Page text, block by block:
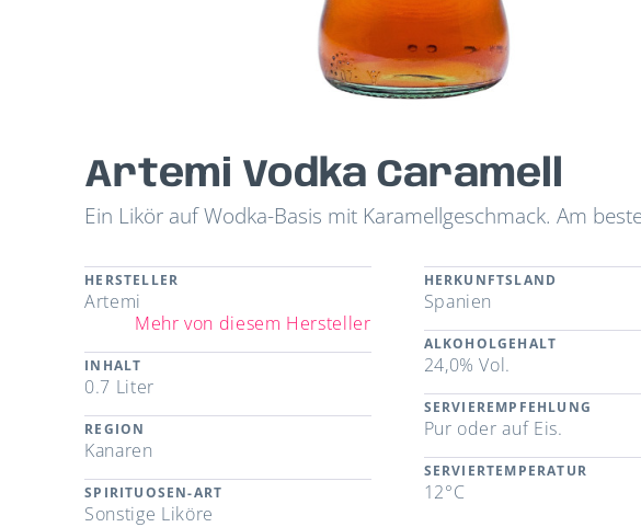
Artemi Vodka Caramell
Ein Likör auf Wodka-Basis mit Karamellgeschmack. Am
HERSTELLER
Artemi
Mehr von diesem Hersteller
INHALT
0.7 Liter
REGION
Kanaren
SPIRITUOSEN-ART
Sonstige Liköre
HERKUNFTSLAND
Spanien
ALKOHOLGEHALT
24,0% Vol.
SERVIEREMPFEHLUNG
Pur oder auf Eis.
SERVIERTEMPERATUR
12°C